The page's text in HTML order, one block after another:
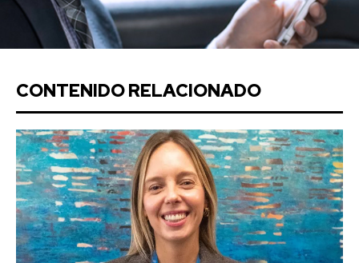
CONTENIDO RELACIONADO